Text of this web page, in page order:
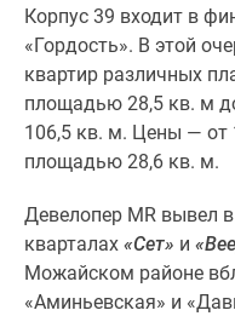
дома
Москве
Программа
реновации
Новостройки
премиум-
класса
Новостройки
Корпус 39 входит в
«Гордость». В этой
квартир различных
площадью 28,5 кв. м
106,5 кв. м. Цены — от
площадью 28,6 кв. м.
Девелопер MR вывел
кварталах «Сет» и
Можайском районе
«Аминьевская» и